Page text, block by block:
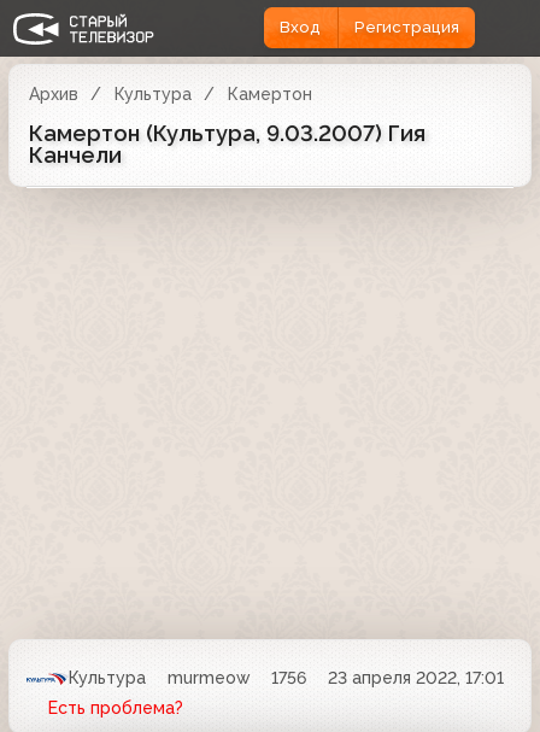
Вход Регистрация
Архив Культура Камертон
Камертон (Культура, 9.03.2007) Гия
Канчели
Культура murmeow 1756
23 апреля 2022, 17:01
Есть проблема?